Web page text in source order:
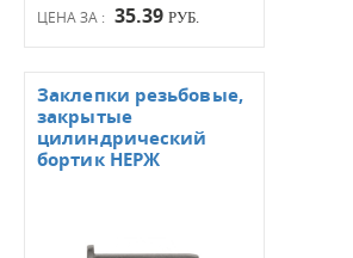
ЦЕНА ЗА : 35.39 РУБ.
Заклепки резьбовые,
закрытые
цилиндрический
бортик НЕРЖ